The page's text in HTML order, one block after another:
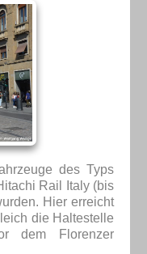
des Typs
Rail Italy (bis
Hier erreicht
die Haltestelle
dem Florenzer